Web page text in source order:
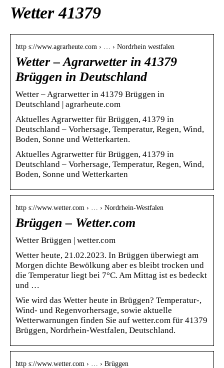
Wetter 41379
http s://www.agrarheute.com › … › Nordrhein westfalen
Wetter – Agrarwetter in 41379
Brüggen in Deutschland
Wetter – Agrarwetter in 41379 Brüggen in
Deutschland | agrarheute.com
Aktuelles Agrarwetter für Brüggen, 41379 in
Deutschland – Vorhersage, Temperatur, Regen, Wind,
Boden, Sonne und Wetterkarten.
Aktuelles Agrarwetter für Brüggen, 41379 in
Deutschland – Vorhersage, Temperatur, Regen, Wind,
Boden, Sonne und Wetterkarten
http s://www.wetter.com › … › Nordrhein-Westfalen
Brüggen – Wetter.com
Wetter Brüggen | wetter.com
Wetter heute, 21.02.2023. In Brüggen überwiegt am
Morgen dichte Bewölkung aber es bleibt trocken und
die Temperatur liegt bei 7°C. Am Mittag ist es bedeckt
und …
Wie wird das Wetter heute in Brüggen? Temperatur-,
Wind- und Regenvorhersage, sowie aktuelle
Wetterwarnungen finden Sie auf wetter.com für 41379
Brüggen, Nordrhein-Westfalen, Deutschland.
http s://www.wetter.com › … › Brüggen